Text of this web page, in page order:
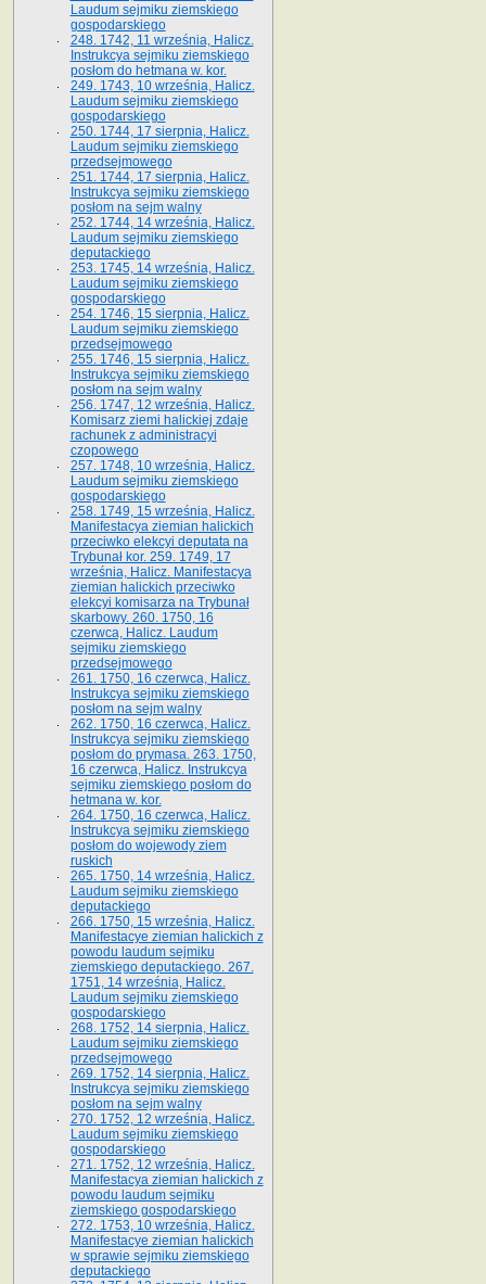
Laudum sejmiku ziemskiego
gospodarskiego
248. 1742, 11 września, Halicz.
Instrukcya sejmiku ziemskiego
posłom do hetmana w. kor.
249. 1743, 10 września, Halicz.
Laudum sejmiku ziemskiego
gospodarskiego
250. 1744, 17 sierpnia, Halicz.
Laudum sejmiku ziemskiego
przedsejmowego
251. 1744, 17 sierpnia, Halicz.
Instrukcya sejmiku ziemskiego
posłom na sejm walny
252. 1744, 14 września, Halicz.
Laudum sejmiku ziemskiego
deputackiego
253. 1745, 14 września, Halicz.
Laudum sejmiku ziemskiego
gospodarskiego
254. 1746, 15 sierpnia, Halicz.
Laudum sejmiku ziemskiego
przedsejmowego
255. 1746, 15 sierpnia, Halicz.
Instrukcya sejmiku ziemskiego
posłom na sejm walny
256. 1747, 12 września, Halicz.
Komisarz ziemi halickiej zdaje
rachunek z administracyi
czopowego
257. 1748, 10 września, Halicz.
Laudum sejmiku ziemskiego
gospodarskiego
258. 1749, 15 września, Halicz.
Manifestacya ziemian halickich
przeciwko elekcyi deputata na
Trybunał kor. 259. 1749, 17
września, Halicz. Manifestacya
ziemian halickich przeciwko
elekcyi komisarza na Trybunał
skarbowy. 260. 1750, 16
czerwca, Halicz. Laudum
sejmiku ziemskiego
przedsejmowego
261. 1750, 16 czerwca, Halicz.
Instrukcya sejmiku ziemskiego
posłom na sejm walny
262. 1750, 16 czerwca, Halicz.
Instrukcya sejmiku ziemskiego
posłom do prymasa. 263. 1750,
16 czerwca, Halicz. Instrukcya
sejmiku ziemskiego posłom do
hetmana w. kor.
264. 1750, 16 czerwca, Halicz.
Instrukcya sejmiku ziemskiego
posłom do wojewody ziem
ruskich
265. 1750, 14 września, Halicz.
Laudum sejmiku ziemskiego
deputackiego
266. 1750, 15 września, Halicz.
Manifestacye ziemian halickich z
powodu laudum sejmiku
ziemskiego deputackiego. 267.
1751, 14 września, Halicz.
Laudum sejmiku ziemskiego
gospodarskiego
268. 1752, 14 sierpnia, Halicz.
Laudum sejmiku ziemskiego
przedsejmowego
269. 1752, 14 sierpnia, Halicz.
Instrukcya sejmiku ziemskiego
posłom na sejm walny
270. 1752, 12 września, Halicz.
Laudum sejmiku ziemskiego
gospodarskiego
271. 1752, 12 września, Halicz.
Manifestacya ziemian halickich z
powodu laudum sejmiku
ziemskiego gospodarskiego
272. 1753, 10 września, Halicz.
Manifestacye ziemian halickich
w sprawie sejmiku ziemskiego
deputackiego